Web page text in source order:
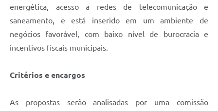
energética, acesso a redes de telecomunicação e
saneamento, e está inserido em um ambiente de
negócios favorável, com baixo nível de burocracia e
incentivos fiscais municipais.
Critérios e encargos
As propostas serão analisadas por uma comissão